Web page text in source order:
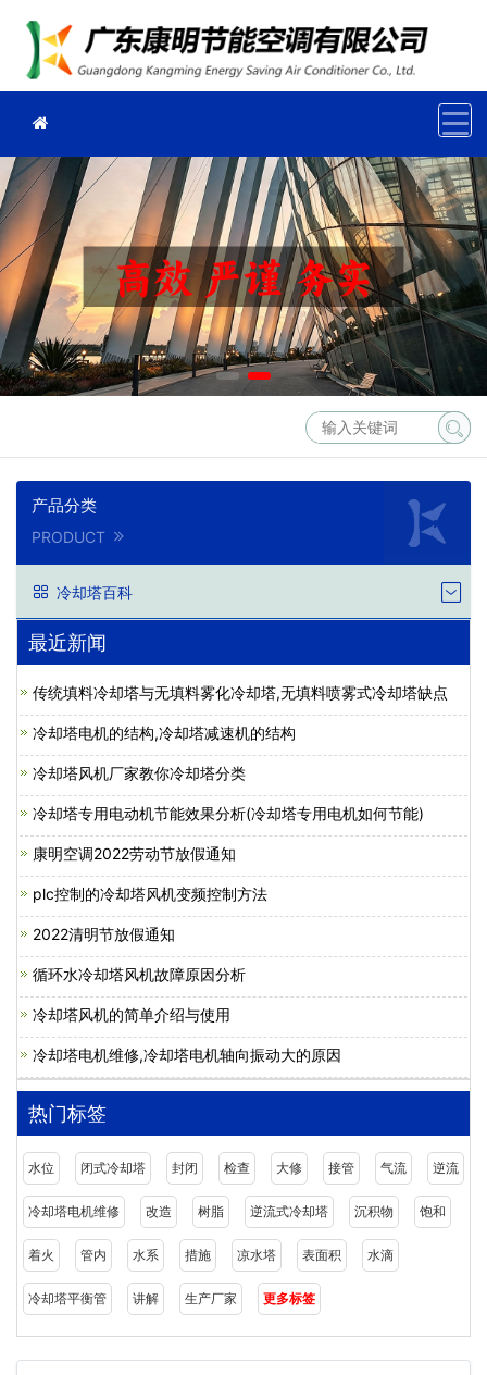
产品分类
PRODUCT
冷却塔百科
最近新闻
传统填料冷却塔与无填料雾化冷却塔,无填料喷雾式冷却塔缺点
冷却塔电机的结构,冷却塔减速机的结构
冷却塔风机厂家教你冷却塔分类
冷却塔专用电动机节能效果分析(冷却塔专用电机如何节能)
康明空调2022劳动节放假通知
plc控制的冷却塔风机变频控制方法
2022清明节放假通知
循环水冷却塔风机故障原因分析
冷却塔风机的简单介绍与使用
冷却塔电机维修,冷却塔电机轴向振动大的原因
热门标签
水位 闭式冷却塔 封闭 检查 大修 接管 气流 逆流
冷却塔电机维修 改造 树脂 逆流式冷却塔 沉积物 饱和
着火 管内 水系 措施 凉水塔 表面积 水滴
冷却塔平衡管 讲解 生产厂家 更多标签